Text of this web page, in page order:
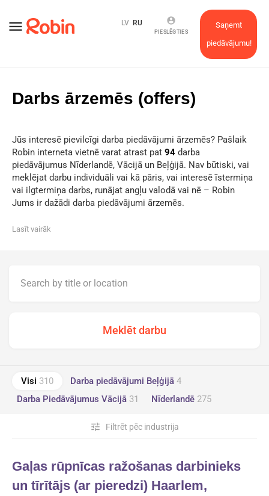
menu
Saņemt
piedāvājumu!
account_circle
PIESLĒGTIES
LV RU
Darbs ārzemēs (offers)
Jūs interesē pievilcīgi darba piedāvājumi ārzemēs? Pašlaik
Robin interneta vietnē varat atrast pat 94 darba
piedāvājumus Nīderlandē, Vācijā un Beļģijā. Nav būtiski, vai
meklējat darbu individuāli vai kā pāris, vai interesē īstermiņa
vai ilgtermiņa darbs, runājat angļu valodā vai nē – Robin
Jums ir dažādi darba piedāvājumi ārzemēs.
Lasīt vairāk
Visi 310 Darba piedāvājumi Beļģijā 4
Darba Piedāvājumus Vācijā 31 Nīderlandē 275
Filtrēt pēc industrija
tune
Gaļas rūpnīcas ražošanas darbinieks
un tīrītājs (ar pieredzi) Haarlem,